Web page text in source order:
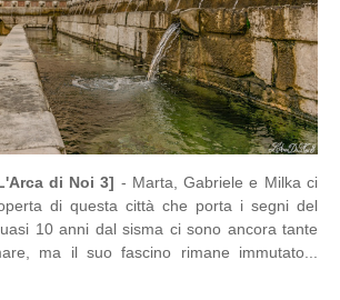
di Noi 3] - Marta, Gabriele e Milka ci
di questa città che porta i segni del
10 anni dal sisma ci sono ancora tante
ma il suo fascino rimane immutato...